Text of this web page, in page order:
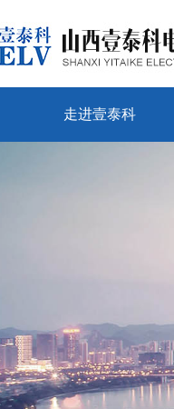
走进壹泰科